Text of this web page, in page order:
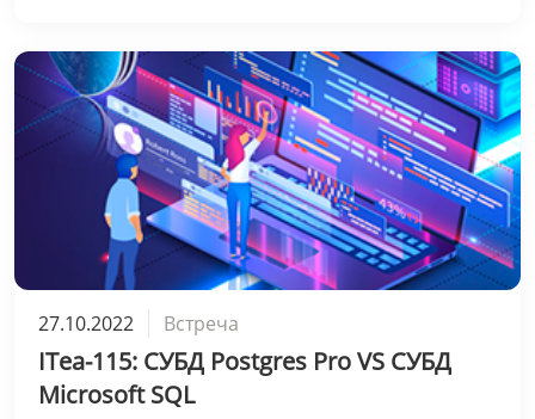
27.10.2022 Встреча
ITea-115: СУБД Postgres Pro VS СУБД
Microsoft SQL